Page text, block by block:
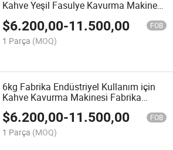
Kahve Yeşil Fasulye Kavurma Makinesi
Kahve Kavurucu
$6.200,00-11.500,00 FOB
1 Parça (MOQ)
6kg Fabrika Endüstriyel Kullanım için
Kahve Kavurma Makinesi Fabrika
Doğrudan Satış
$6.200,00-11.500,00 FOB
1 Parça (MOQ)